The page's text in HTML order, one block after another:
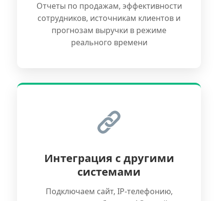
Отчеты по продажам, эффективности
сотрудников, источникам клиентов и
прогнозам выручки в режиме
реального времени
Интеграция с другими
системами
Подключаем сайт, IP-телефонию,